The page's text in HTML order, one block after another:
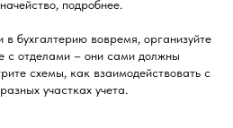
подробнее.
в бухгалтерию вовремя, организуйте
с отделами – они сами должны
схемы, как взаимодействовать с
участках учета.